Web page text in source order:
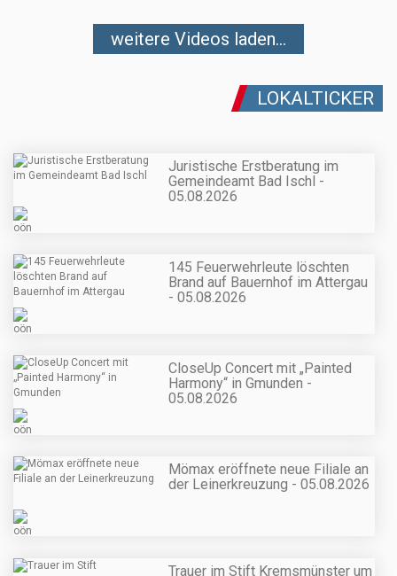
weitere Videos laden...
LOKALTICKER
Juristische Erstberatung im
Gemeindeamt Bad Ischl -
05.08.2026
145 Feuerwehrleute löschten
Brand auf Bauernhof im Attergau
- 05.08.2026
CloseUp Concert mit „Painted
Harmony“ in Gmunden -
05.08.2026
Mömax eröffnete neue Filiale an
der Leinerkreuzung - 05.08.2026
Trauer im Stift Kremsmünster um